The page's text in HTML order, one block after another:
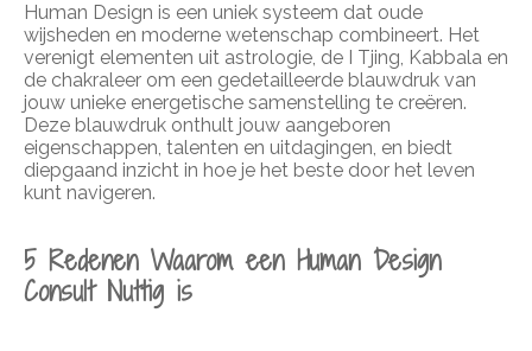
Human Design is een uniek systeem dat oude
wijsheden en moderne wetenschap combineert. Het
verenigt elementen uit astrologie, de I Tjing, Kabbala en
de chakraleer om een gedetailleerde blauwdruk van
jouw unieke energetische samenstelling te creëren.
Deze blauwdruk onthult jouw aangeboren
eigenschappen, talenten en uitdagingen, en biedt
diepgaand inzicht in hoe je het beste door het leven
kunt navigeren.
5 Redenen Waarom een Human Design
Consult Nuttig is